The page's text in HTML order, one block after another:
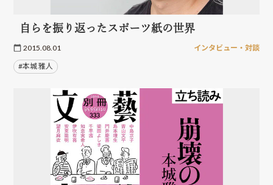
自らを振り返ったスポーツ紙の世界
2015.08.01 インタビュー・対談
#本城 雅人